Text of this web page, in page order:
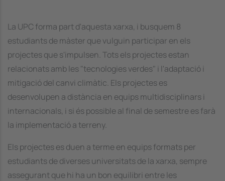
La UPC forma part d'aquesta xarxa, i busquem 8
estudiants de màster que vulguin participar en els
projectes que s'impulsen. Tots els projectes estan
relacionats amb les "tecnologies verdes" i l'adaptació i
mitigació del canvi climàtic. Els projectes es
desenvolupen a distància en equips multidisciplinars i
internacionals, i si és possible al final de semestre es farà
la implementació a terreny.
Els projectes es duen a terme en equips formats per
estudiants de diverses universitats de la xarxa, sempre
assegurant que hi ha un bon equilibri entre les